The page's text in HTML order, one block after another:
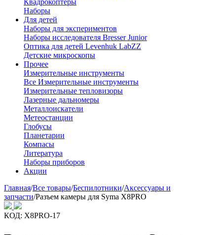
Квадрокоптеры
Наборы
Для детей
Наборы для экспериментов
Наборы исследователя Bresser Junior
Оптика для детей Levenhuk LabZZ
Детские микроскопы
Прочее
Измерительные инструменты
Все Измерительные инструменты
Измерительные тепловизоры
Лазерные дальномеры
Металлоискатели
Метеостанции
Глобусы
Планетарии
Компасы
Литература
Наборы приборов
Акции
Главная/Все товары/Беспилотники/Аксессуары и
запчасти/Разъем камеры для Syma X8PRO
КОД: X8PRO-17